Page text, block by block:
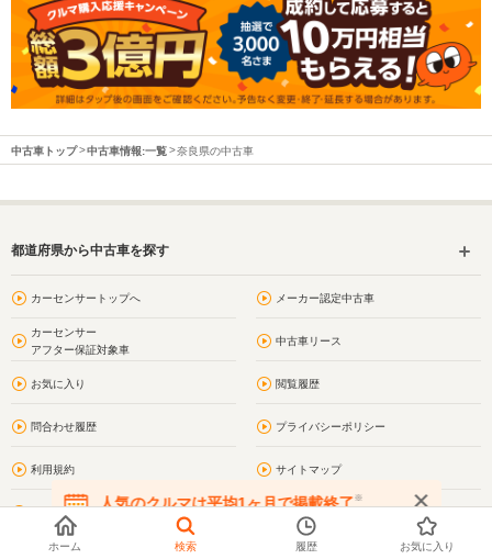
中古車トップ 中古車情報:一覧 奈良県の中古車
都道府県から中古車を探す
カーセンサートップへ メーカー認定中古車
カーセンサー
アフター保証対象車
中古車リース
お気に入り 閲覧履歴
問合わせ履歴 プライバシーポリシー
利用規約 サイトマップ
香芝市の街情報 奈良県の車買取・車査定
人気のクルマは平均1ヶ月で掲載終了※
在庫が無くなる前にお問い合わせください
ホーム 検索 履歴 お気に入り